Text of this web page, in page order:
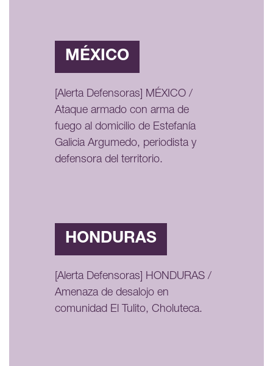
MÉXICO
[Alerta Defensoras] MÉXICO /
Ataque armado con arma de
fuego al domicilio de Estefanía
Galicia Argumedo, periodista y
defensora del territorio.
HONDURAS
[Alerta Defensoras] HONDURAS /
Amenaza de desalojo en
comunidad El Tulito, Choluteca.